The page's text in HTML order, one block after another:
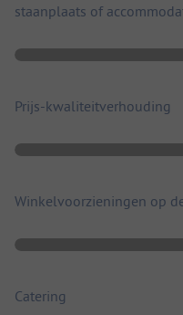
staanplaats of
Prijs-kwaliteitverhouding
Winkelvoorzieningen op
Catering